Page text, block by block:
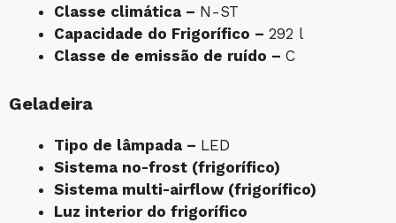
Classe climática – N-ST
Capacidade do Frigorífico – 292 l
Classe de emissão de ruído – C
Geladeira
Tipo de lâmpada – LED
Sistema no-frost (frigorífico)
Sistema multi-airflow (frigorífico)
Luz interior do frigorífico